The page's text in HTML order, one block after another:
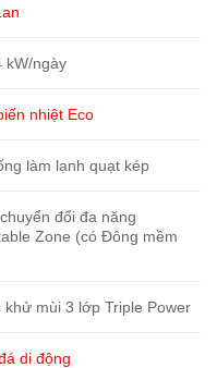
kW/ngày
nhiệt Eco
làm lạnh quạt kép
đổi đa năng
Zone (có Đông mềm
khử mùi 3 lớp Triple Power
di động